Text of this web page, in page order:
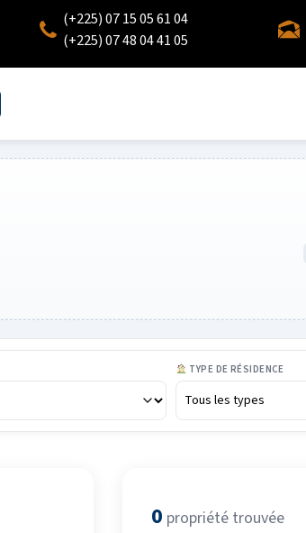
(+225) 07 15 05 61 04
(+225) 07 48 04 41 05
TYPE DE RÉSIDENCE
0 propriété trouvée